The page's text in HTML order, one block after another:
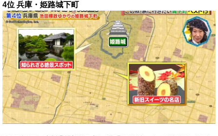
4位 兵庫・姫路城下町